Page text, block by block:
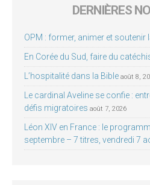
DERNIÈRES
OPM : former, animer et soutenir
En Corée du Sud, faire du
L’hospitalité dans la Bible août 8,
Le cardinal Aveline se confie :
défis migratoires août 7, 2026
Léon XIV en France : le
septembre – 7 titres, vendredi 7